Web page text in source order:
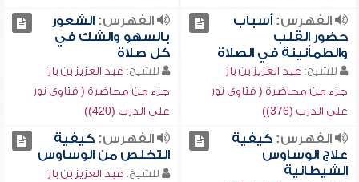
الفهرس:أسباب
حضور القلب
والطمأنينة في الصلاة
للشيخ: عبد العزيز بن باز
جزء من محاضرة ( فتاوى نور
على الدرب (376))
الفهرس:الشعور
بالسهو والشك في
كل صلاة
للشيخ: عبد العزيز بن باز
جزء من محاضرة ( فتاوى نور
على الدرب (420))
الفهرس:كيفية
علاج الوساوس
الشيطانية
الفهرس:كيفية
التخلص من الوساوس
للشيخ: عبد العزيز بن باز